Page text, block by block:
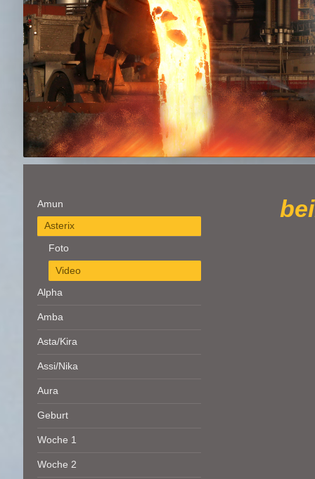
Amun
Asterix
Foto
Video
Alpha
Amba
Asta/Kira
Assi/Nika
Aura
Geburt
Woche 1
Woche 2